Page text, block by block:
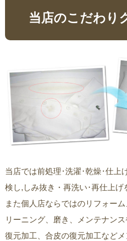
当店のこだわり
当店では前処理･洗濯･乾燥･仕上
検し,しみ抜き・再洗い･再仕上げ
また個人店ならではのリフォー
リーニング、磨き、メンテナン
復元加工、合皮の復元加工など